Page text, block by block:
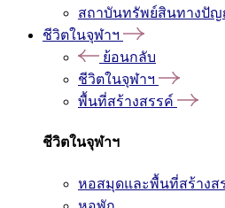
สถาบันทรัพย์สินทางปั
ชีวิตในจุฬาฯ
ย้อนกลับ
ชีวิตในจุฬาฯ
พื้นที่สร้างสรรค์
ชีวิตในจุฬาฯ
หอสมุดและพื้นที่สร้างส